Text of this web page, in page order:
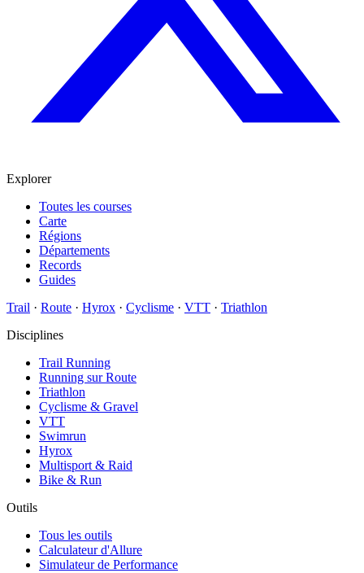
Explorer
Toutes les courses
Carte
Régions
Départements
Records
Guides
Trail · Route · Hyrox · Cyclisme · VTT · Triathlon
Disciplines
Trail Running
Running sur Route
Triathlon
Cyclisme & Gravel
VTT
Swimrun
Hyrox
Multisport & Raid
Bike & Run
Outils
Tous les outils
Calculateur d'Allure
Simulateur de Performance